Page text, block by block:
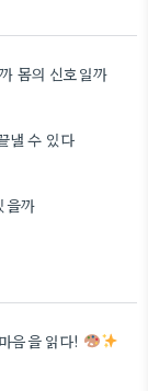
몸의 신호일까
낼 수 있다
을까
음을 읽다!